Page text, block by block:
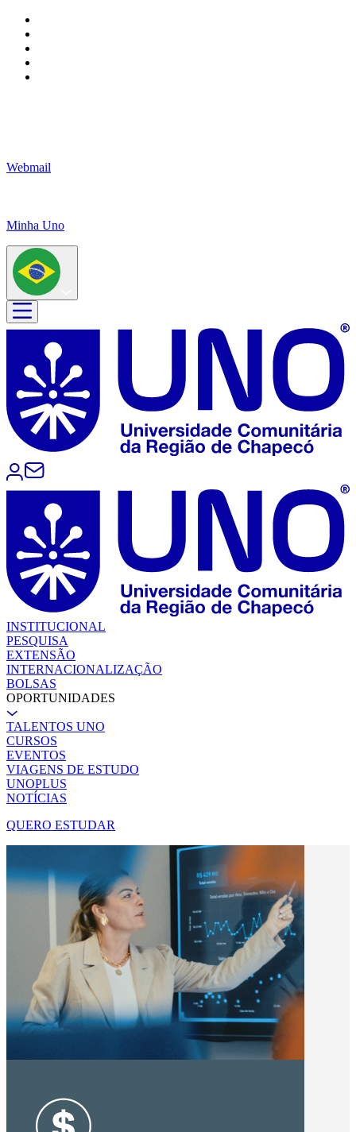
Webmail
Minha Uno
INSTITUCIONAL
PESQUISA
EXTENSÃO
INTERNACIONALIZAÇÃO
BOLSAS
OPORTUNIDADES
TALENTOS UNO
CURSOS
EVENTOS
VIAGENS DE ESTUDO
UNOPLUS
NOTÍCIAS
QUERO ESTUDAR